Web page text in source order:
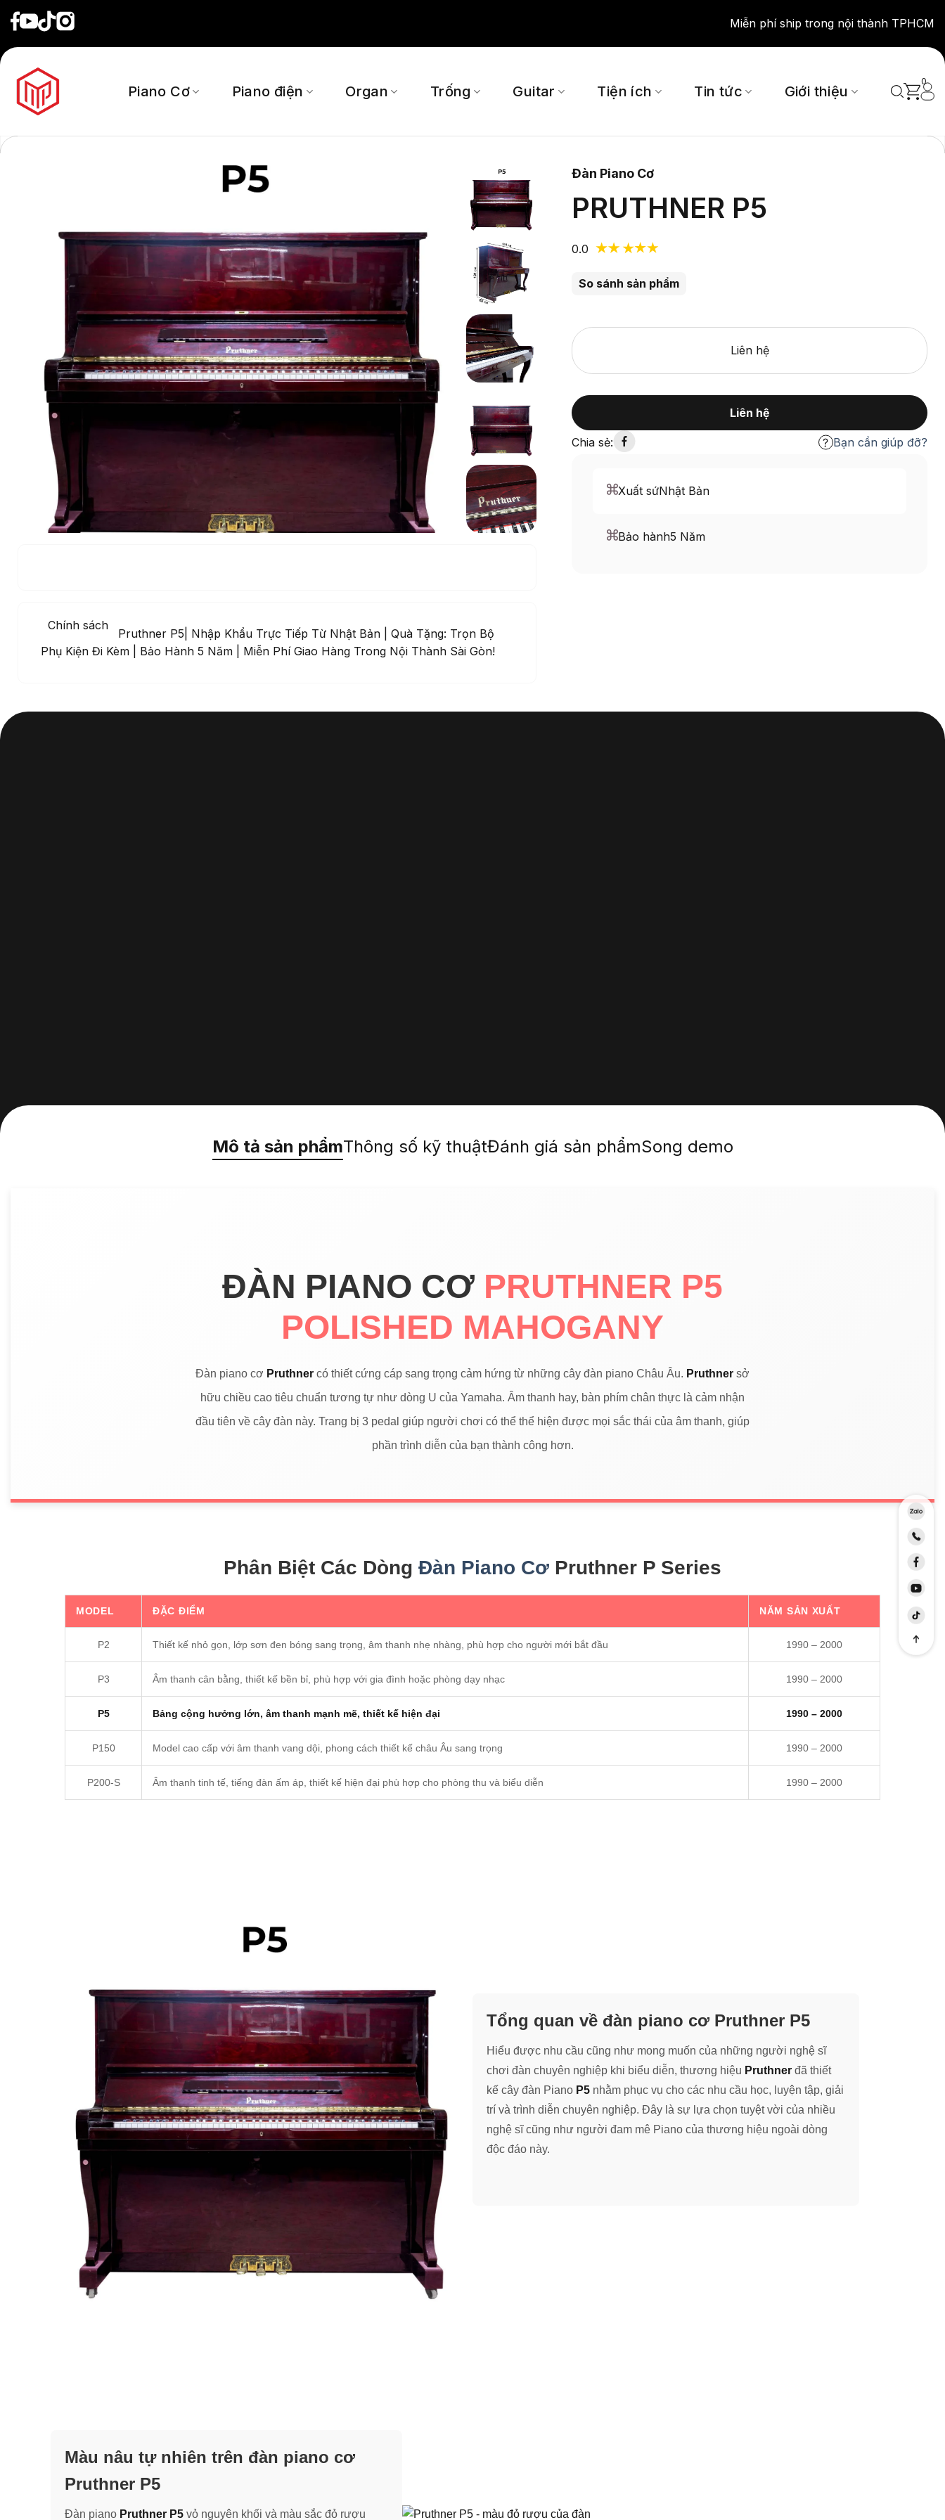
Skip
Miễn phí ship trong nội thành TPHCM
Piano Cơ Piano điện Organ Trống Guitar Tiện ích Tin tức Giới thiệu
0
Chính sách
Đàn Piano Cơ Pruthner P5| Nhập Khẩu Trực Tiếp Từ Nhật Bản | Quà Tặng: Trọn Bộ
Phụ Kiện Đi Kèm | Bảo Hành 5 Năm | Miễn Phí Giao Hàng Trong Nội Thành Sài Gòn!
Đàn Piano Cơ
PRUTHNER P5
0.0
So sánh sản phẩm
Liên hệ
Liên hệ
Chia sẻ: Bạn cần giúp đỡ?
Xuất sứNhật Bản
Bảo hành5 Năm
Mô tả sản phẩmThông số kỹ thuậtĐánh giá sản phẩmSong demo
ĐÀN PIANO CƠ PRUTHNER P5
POLISHED MAHOGANY
Đàn piano cơ Pruthner có thiết cứng cáp sang trọng cảm hứng từ những cây đàn piano Châu Âu. Pruthner sở
hữu chiều cao tiêu chuẩn tương tự như dòng U của Yamaha. Âm thanh hay, bàn phím chân thực là cảm nhận
đầu tiên về cây đàn này. Trang bị 3 pedal giúp người chơi có thể thể hiện được mọi sắc thái của âm thanh, giúp
phần trình diễn của bạn thành công hơn.
Phân Biệt Các Dòng Đàn Piano Cơ Pruthner P Series
MODEL ĐẶC ĐIỂM NĂM SẢN XUẤT
P2 Thiết kế nhỏ gọn, lớp sơn đen bóng sang trọng, âm thanh nhẹ nhàng, phù hợp cho người mới bắt đầu 1990 – 2000
P3 Âm thanh cân bằng, thiết kế bền bỉ, phù hợp với gia đình hoặc phòng dạy nhạc 1990 – 2000
P5 Bảng cộng hưởng lớn, âm thanh mạnh mẽ, thiết kế hiện đại 1990 – 2000
P150 Model cao cấp với âm thanh vang dội, phong cách thiết kế châu Âu sang trọng 1990 – 2000
P200-S Âm thanh tinh tế, tiếng đàn ấm áp, thiết kế hiện đại phù hợp cho phòng thu và biểu diễn 1990 – 2000
Tổng quan về đàn piano cơ Pruthner P5
Hiểu được nhu cầu cũng như mong muốn của những người nghệ sĩ
chơi đàn chuyên nghiệp khi biểu diễn, thương hiệu Pruthner đã thiết
kế cây đàn Piano P5 nhằm phục vụ cho các nhu cầu học, luyện tập, giải
trí và trình diễn chuyên nghiệp. Đây là sự lựa chọn tuyệt vời của nhiều
nghệ sĩ cũng như người đam mê Piano của thương hiệu ngoài dòng
độc đáo này.
Màu nâu tự nhiên trên đàn piano cơ
Pruthner P5
Đàn piano Pruthner P5 vỏ nguyên khối và màu sắc đỏ rượu